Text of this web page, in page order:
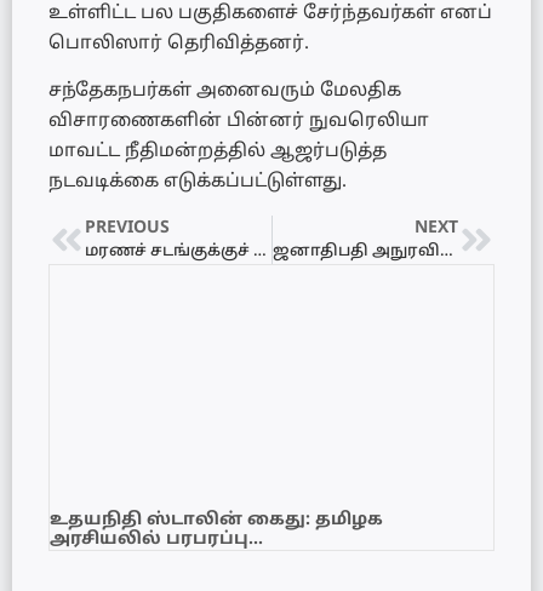
உள்ளிட்ட பல பகுதிகளைச் சேர்ந்தவர்கள் எனப்
பொலிஸார் தெரிவித்தனர்.
சந்தேகநபர்கள் அனைவரும் மேலதிக
விசாரணைகளின் பின்னர் நுவரெலியா
மாவட்ட நீதிமன்றத்தில் ஆஜர்படுத்த
நடவடிக்கை எடுக்கப்பட்டுள்ளது.
PREVIOUS
மரணச் சடங்குக்குச் சென்று திரும்பிய வவுனியா ஆசிரியர்களுக்கு நேர்ந்த கதி
NEXT
ஜனாதிபதி அநுரவின் தீபாவளி வாழ்த்துச் செய்தி
உதயநிதி ஸ்டாலின் கைது: தமிழக
அரசியலில் பரபரப்பு…